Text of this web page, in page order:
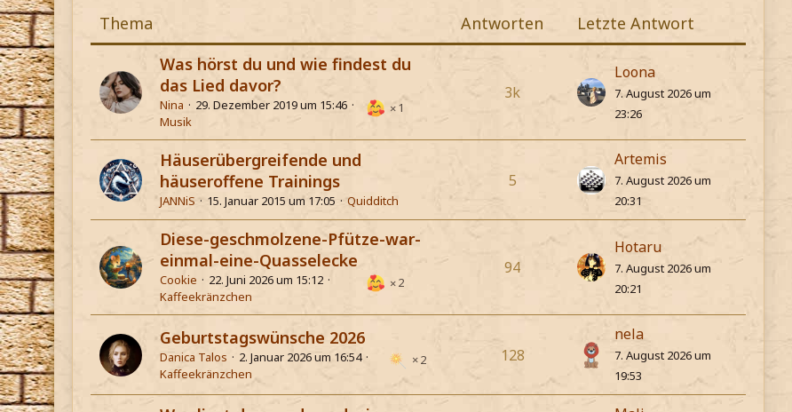
Thema Antworten
Letzte Antwort
Was hörst du und wie findest du
das Lied davor?
1
Nina
29. Dezember 2019 um 15:46
Musik
3k
Loona
7. August 2026 um
23:26
Häuserübergreifende und
häuseroffene Trainings
JANNiS 15. Januar 2015 um 17:05 Quidditch
5
Artemis
7. August 2026 um
20:31
Diese-geschmolzene-Pfütze-war-
einmal-eine-Quasselecke
2
Cookie
22. Juni 2026 um 15:12
Kaffeekränzchen
94
Hotaru
7. August 2026 um
20:21
Geburtstagswünsche 2026
2
Danica Talos
2. Januar 2026 um 16:54
Kaffeekränzchen
128
nela
7. August 2026 um
19:53